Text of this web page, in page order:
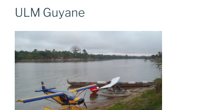
ULM Guyane